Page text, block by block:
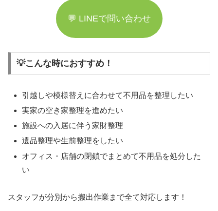
💬 LINEで問い合わせ
💡こんな時におすすめ！
引越しや模様替えに合わせて不用品を整理したい
実家の空き家整理を進めたい
施設への入居に伴う家財整理
遺品整理や生前整理をしたい
オフィス・店舗の閉鎖でまとめて不用品を処分した
い
スタッフが分別から搬出作業まで全て対応します！